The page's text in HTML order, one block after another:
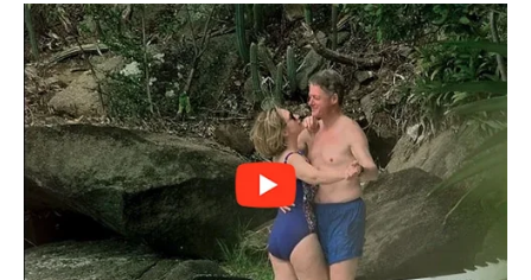
Pored ljubavi, dolazi i mnogo bolja energija na polju
novca i posla. Lavovi koji su dugo čekali promjene uskoro
bi mogli dobiti priliku koja će im donijeti osjećaj
sigurnosti i uspjeha.
Mnogi pripadnici ovog znaka konačno će dobiti priznanje
za trud koji su ulagali mjesecima.
Najvažnije od svega jeste to što Lavovi ponovo počinju